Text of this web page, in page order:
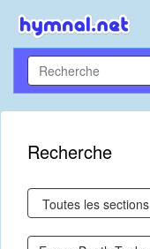
Recherche